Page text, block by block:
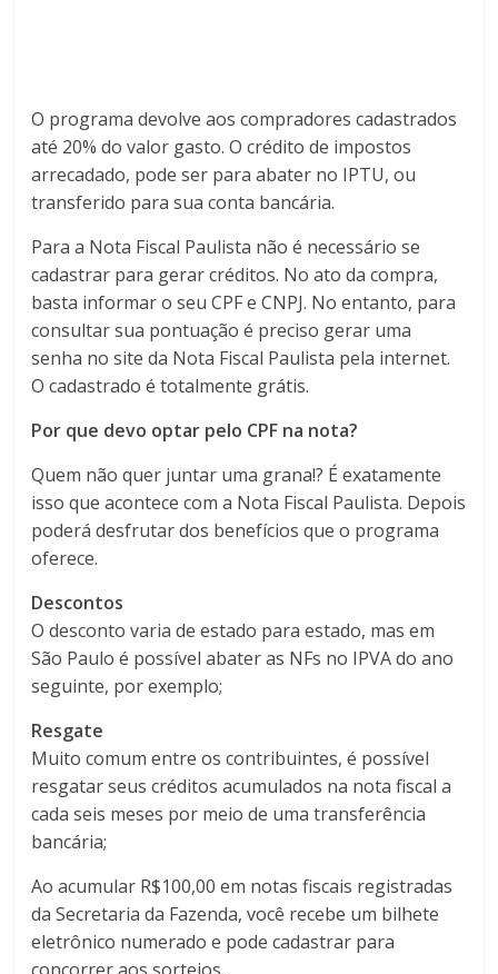
O programa devolve aos compradores cadastrados
até 20% do valor gasto. O crédito de impostos
arrecadado, pode ser para abater no IPTU, ou
transferido para sua conta bancária.
Para a Nota Fiscal Paulista não é necessário se
cadastrar para gerar créditos. No ato da compra,
basta informar o seu CPF e CNPJ. No entanto, para
consultar sua pontuação é preciso gerar uma
senha no site da Nota Fiscal Paulista pela internet.
O cadastrado é totalmente grátis.
Por que devo optar pelo CPF na nota?
Quem não quer juntar uma grana!? É exatamente
isso que acontece com a Nota Fiscal Paulista. Depois
poderá desfrutar dos benefícios que o programa
oferece.
Descontos
O desconto varia de estado para estado, mas em
São Paulo é possível abater as NFs no IPVA do ano
seguinte, por exemplo;
Resgate
Muito comum entre os contribuintes, é possível
resgatar seus créditos acumulados na nota fiscal a
cada seis meses por meio de uma transferência
bancária;
Ao acumular R$100,00 em notas fiscais registradas
da Secretaria da Fazenda, você recebe um bilhete
eletrônico numerado e pode cadastrar para